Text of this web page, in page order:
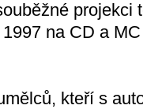
projekci
na CD a
kteří s